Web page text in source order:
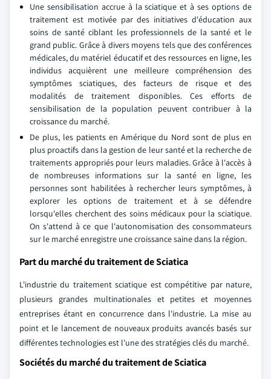
Une sensibilisation accrue à la sciatique et à ses options de
traitement est motivée par des initiatives d'éducation aux
soins de santé ciblant les professionnels de la santé et le
grand public. Grâce à divers moyens tels que des conférences
médicales, du matériel éducatif et des ressources en ligne, les
individus acquièrent une meilleure compréhension des
symptômes sciatiques, des facteurs de risque et des
modalités de traitement disponibles. Ces efforts de
sensibilisation de la population peuvent contribuer à la
croissance du marché.
De plus, les patients en Amérique du Nord sont de plus en
plus proactifs dans la gestion de leur santé et la recherche de
traitements appropriés pour leurs maladies. Grâce à l'accès à
de nombreuses informations sur la santé en ligne, les
personnes sont habilitées à rechercher leurs symptômes, à
explorer les options de traitement et à se défendre
lorsqu'elles cherchent des soins médicaux pour la sciatique.
On s'attend à ce que l'autonomisation des consommateurs
sur le marché enregistre une croissance saine dans la région.
Part du marché du traitement de Sciatica
L'industrie du traitement sciatique est compétitive par nature,
plusieurs grandes multinationales et petites et moyennes
entreprises étant en concurrence dans l'industrie. La mise au
point et le lancement de nouveaux produits avancés basés sur
différentes technologies est l'une des stratégies clés du marché.
Sociétés du marché du traitement de Sciatica